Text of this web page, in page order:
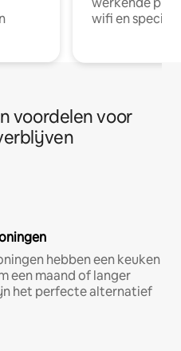
wifi en
voordelen voor
hebben een keuken
een maand of langer
het perfecte alternatief